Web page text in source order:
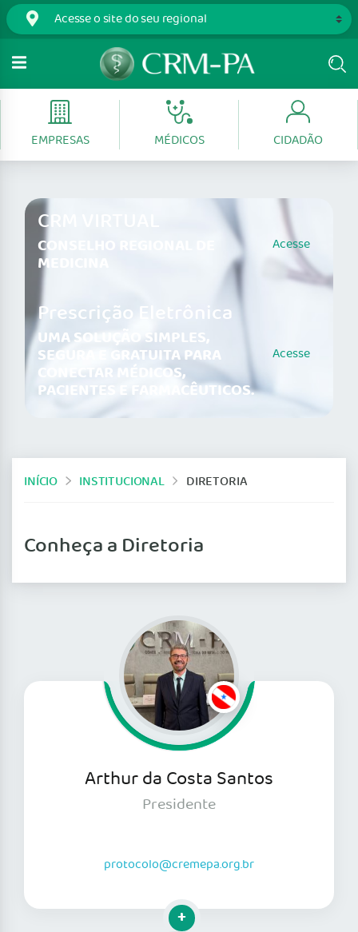
EMPRESAS MÉDICOS CIDADÃO
CRM VIRTUAL
CONSELHO REGIONAL DE
MEDICINA
Acesse
Prescrição Eletrônica
UMA SOLUÇÃO SIMPLES,
SEGURA E GRATUITA PARA
CONECTAR MÉDICOS,
PACIENTES E FARMACÊUTICOS.
Acesse
INÍCIO INSTITUCIONAL DIRETORIA
Conheça a Diretoria
Arthur da Costa Santos
Presidente
protocolo@cremepa.org.br
Clique para mais informações